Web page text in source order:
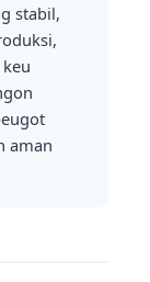
stabil,
aman